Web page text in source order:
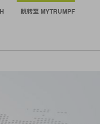
跳转至 MYTRUMPF